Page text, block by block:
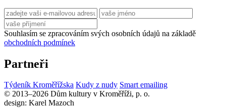
Souhlasím se zpracováním svých osobních údajů na základě
obchodních podmínek
Partneři
Týdeník Kroměřížska Kudy z nudy Smart emailing
© 2013–2026 Dům kultury v Kroměříži, p. o.
design: Karel Mazoch